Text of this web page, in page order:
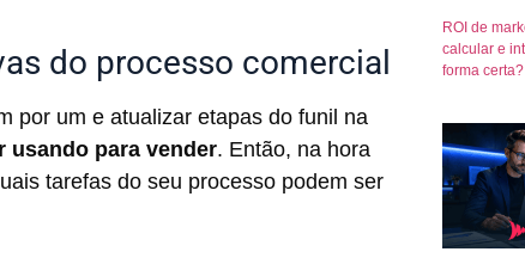
do processo comercial
por um e atualizar etapas do funil na
usando para vender. Então, na hora
tarefas do seu processo podem ser
ROI de
calcular e
forma certa?